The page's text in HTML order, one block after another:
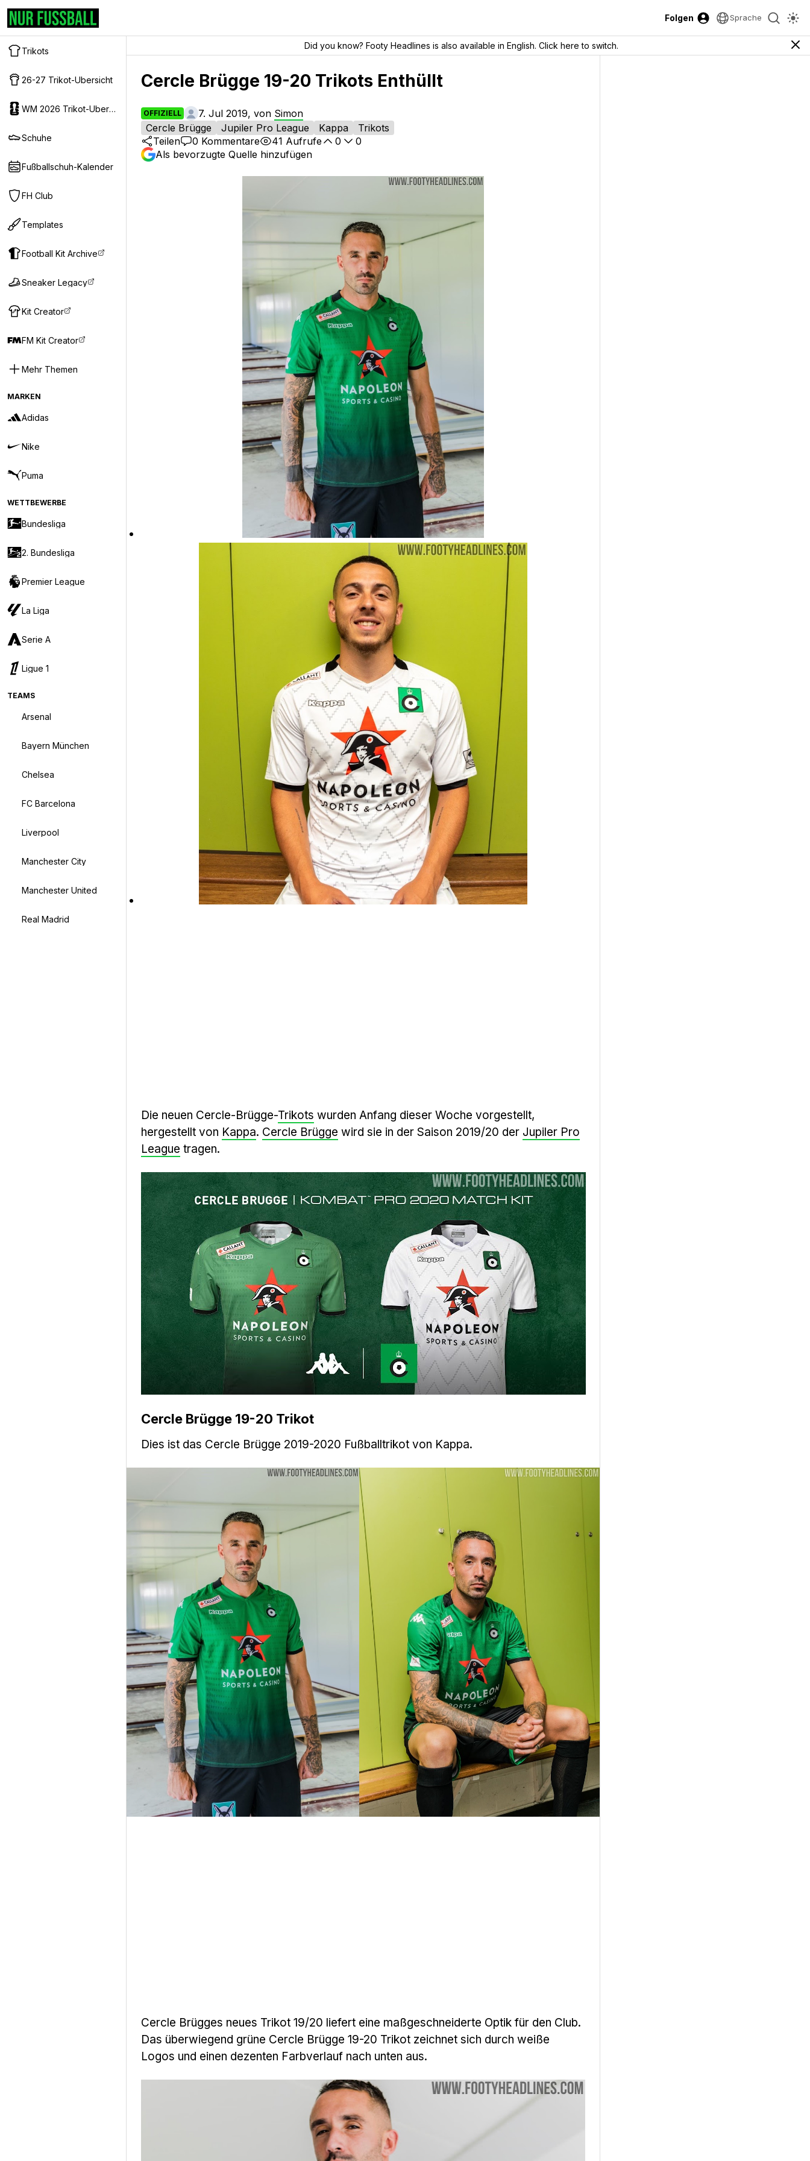
Folgen Sprache
Trikots
26-27 Trikot-Ubersicht
WM 2026 Trikot-Ubersicht
Schuhe
Fußballschuh-Kalender
FH Club
Templates
Football Kit Archive
Sneaker Legacy
Kit Creator
FM Kit Creator
Mehr Themen
MARKEN
Adidas
Nike
Puma
WETTBEWERBE
Bundesliga
2. Bundesliga
Premier League
La Liga
Serie A
Ligue 1
TEAMS
Arsenal
Bayern München
Chelsea
FC Barcelona
Liverpool
Manchester City
Manchester United
Real Madrid
Did you know? Footy Headlines is also available in English. Click here to switch.
Cercle Brügge 19-20 Trikots Enthüllt
OFFIZIELL 7. Jul 2019, von Simon
Cercle Brügge
Jupiler Pro League Kappa
Trikots
Teilen
0 Kommentare 41 Aufrufe 0
0
Als bevorzugte Quelle hinzufügen
Die neuen Cercle-Brügge-Trikots wurden Anfang dieser Woche vorgestellt,
hergestellt von Kappa. Cercle Brügge wird sie in der Saison 2019/20 der Jupiler Pro
League tragen.
Cercle Brügge 19-20 Trikot
Dies ist das Cercle Brügge 2019-2020 Fußballtrikot von Kappa.
Cercle Brügges neues Trikot 19/20 liefert eine maßgeschneiderte Optik für den Club.
Das überwiegend grüne Cercle Brügge 19-20 Trikot zeichnet sich durch weiße
Logos und einen dezenten Farbverlauf nach unten aus.